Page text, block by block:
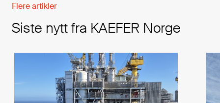
Flere artikler
Siste nytt fra KAEFER Norge